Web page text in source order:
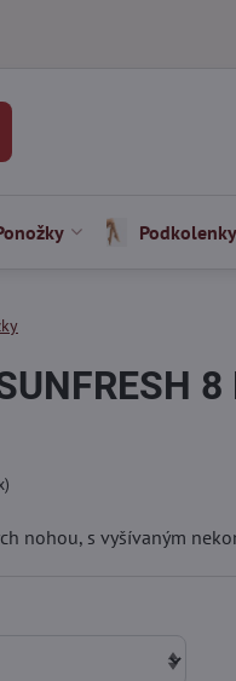
Podkolenky
8
nohou, s vyšívaným